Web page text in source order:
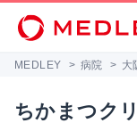
MEDLEY > 病院 > 大
ちかまつク